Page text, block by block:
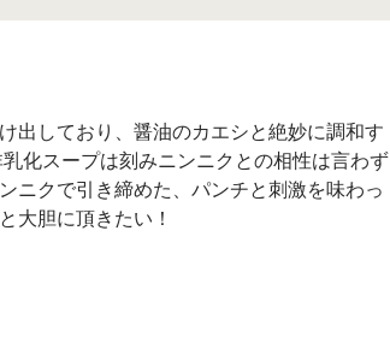
出しており、醤油のカエシと絶妙に調和す
化スープは刻みニンニクとの相性は言わず
ニクで引き締めた、パンチと刺激を味わっ
大胆に頂きたい！